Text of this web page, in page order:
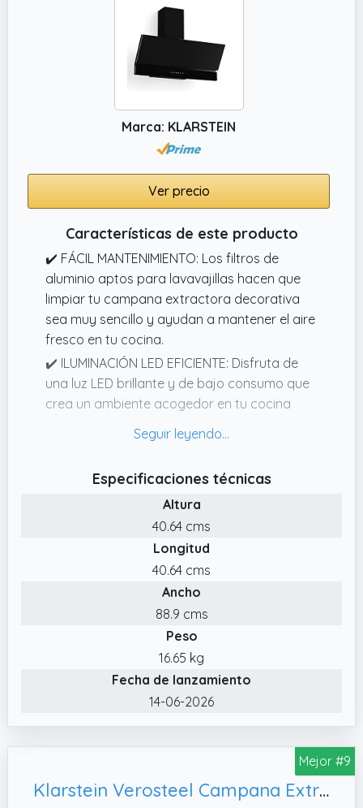
Brushless de esta campana extractora. Con
solo 8 kWh/año, es la opción más eficiente y
ecológica para tu hogar.
Marca: KLARSTEIN
Ver precio
Características de este producto
✔️ FÁCIL MANTENIMIENTO: Los filtros de
aluminio aptos para lavavajillas hacen que
limpiar tu campana extractora decorativa
sea muy sencillo y ayudan a mantener el aire
fresco en tu cocina.
✔️ ILUMINACIÓN LED EFICIENTE: Disfruta de
una luz LED brillante y de bajo consumo que
crea un ambiente acogedor en tu cocina
y los olores rápidamente con hasta 820 m³/h
en modo turbo, ideal para tu campana
extractora decorativa y para mantener tu
cocina siempre fresca.
✔️ Eficiencia energética: Disfruta de un
extractor de cocina con clasificación A++
que reduce el consumo eléctrico y te ayuda
a ahorrar en tu factura, sin renunciar a un
rendimiento potente.
✔️ DISEÑO ELEGANTE: La interfaz táctil
invisible en cristal brillante con detalles mate
Especificaciones técnicas
Altura
40.64 cms
Longitud
40.64 cms
Ancho
88.9 cms
Peso
16.65 kg
Fecha de lanzamiento
14-06-2026
Mejor #9
Klarstein Verosteel Campana Extractora 90 cm - 881, Campana Extractora de Pared Cocina